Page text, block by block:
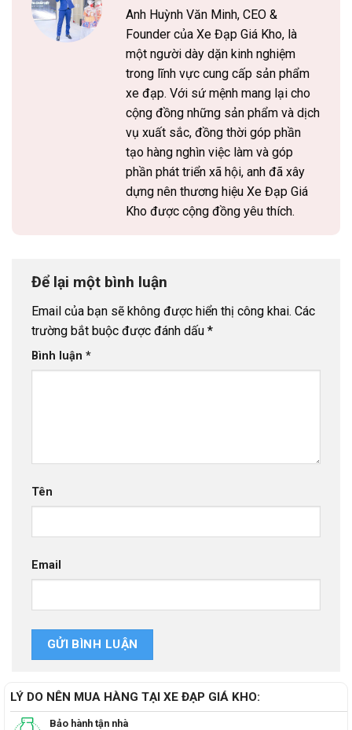
Anh Huỳnh Văn Minh, CEO &
Founder của Xe Đạp Giá Kho, là
một người dày dặn kinh nghiệm
trong lĩnh vực cung cấp sản phẩm
xe đạp. Với sứ mệnh mang lại cho
cộng đồng những sản phẩm và dịch
vụ xuất sắc, đồng thời góp phần
tạo hàng nghìn việc làm và góp
phần phát triển xã hội, anh đã xây
dựng nên thương hiệu Xe Đạp Giá
Kho được cộng đồng yêu thích.
Để lại một bình luận
Email của bạn sẽ không được hiển thị công khai. Các
trường bắt buộc được đánh dấu *
Bình luận *
Tên
Email
LÝ DO NÊN MUA HÀNG TẠI XE ĐẠP GIÁ KHO:
Bảo hành tận nhà